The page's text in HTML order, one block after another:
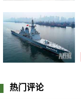
热门评论